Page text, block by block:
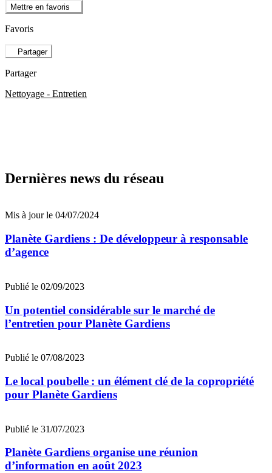
Mettre en favoris
Favoris
Partager
Partager
Nettoyage - Entretien
Dernières news du réseau
Mis à jour le 04/07/2024
Planète Gardiens : De développeur à responsable
d’agence
Publié le 02/09/2023
Un potentiel considérable sur le marché de
l’entretien pour Planète Gardiens
Publié le 07/08/2023
Le local poubelle : un élément clé de la copropriété
pour Planète Gardiens
Publié le 31/07/2023
Planète Gardiens organise une réunion
d’information en août 2023